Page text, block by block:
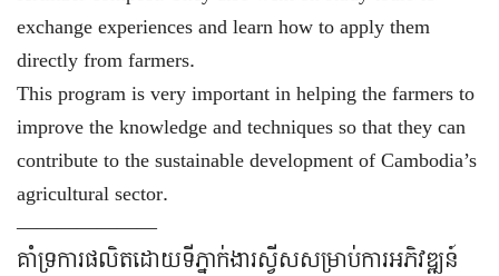
exchange experiences and learn how to apply them
directly from farmers.
This program is very important in helping the farmers to
improve the knowledge and techniques so that they can
contribute to the sustainable development of Cambodia’s
agricultural sector.
———————
គាំទ្រការផលិតដោយទីភ្នាក់ងារស្វីសសម្រាប់ការអភិវឌ្ឍន៍